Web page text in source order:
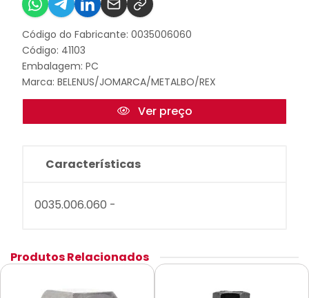
Código do Fabricante: 0035006060
Código: 41103
Embalagem: PC
Marca: BELENUS/JOMARCA/METALBO/REX
Ver preço
Características
0035.006.060 -
Produtos Relacionados